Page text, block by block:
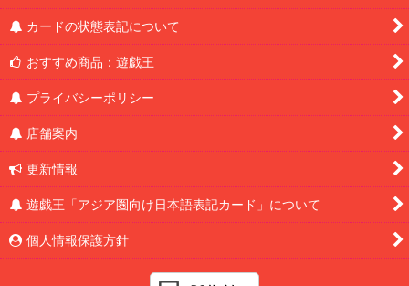
カードの状態表記について
おすすめ商品：遊戯王
プライバシーポリシー
店舗案内
更新情報
遊戯王「アジア圏向け日本語表記カード」について
個人情報保護方針